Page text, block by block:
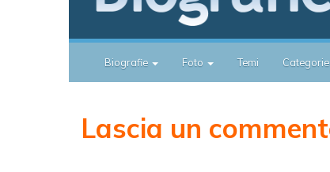
Biografie Foto Temi Categorie
Lascia un